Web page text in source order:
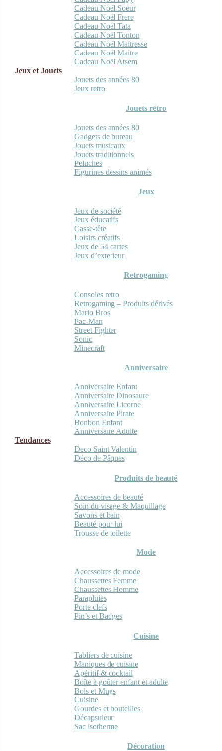
Cadeau Noël Soeur
Cadeau Noël Frere
Cadeau Noël Tata
Cadeau Noël Tonton
Cadeau Noël Maitresse
Cadeau Noël Maitre
Cadeau Noël Atsem
Jeux et Jouets
Jouets des années 80
Jeux retro
Jouets rétro
Jouets des années 80
Gadgets de bureau
Jouets musicaux
Jouets traditionnels
Peluches
Figurines dessins animés
Jeux
Jeux de société
Jeux éducatifs
Casse-tête
Loisirs créatifs
Jeux de 54 cartes
Jeux d’exterieur
Retrogaming
Consoles retro
Retrogaming – Produits dérivés
Mario Bros
Pac-Man
Street Fighter
Sonic
Minecraft
Anniversaire
Anniversaire Enfant
Anniversaire Dinosaure
Anniversaire Licorne
Anniversaire Pirate
Bonbon Enfant
Anniversaire Adulte
Tendances
Deco Saint Valentin
Déco de Pâques
Produits de beauté
Accessoires de beauté
Soin du visage & Maquillage
Savons et bain
Beauté pour lui
Trousse de toilette
Mode
Accessoires de mode
Chaussettes Femme
Chaussettes Homme
Parapluies
Porte clefs
Pin’s et Badges
Cuisine
Tabliers de cuisine
Maniques de cuisine
Apéritif & cocktail
Boîte à goûter enfant et adulte
Bols et Mugs
Cuisine
Gourdes et bouteilles
Décapsuleur
Sac isotherme
Décoration